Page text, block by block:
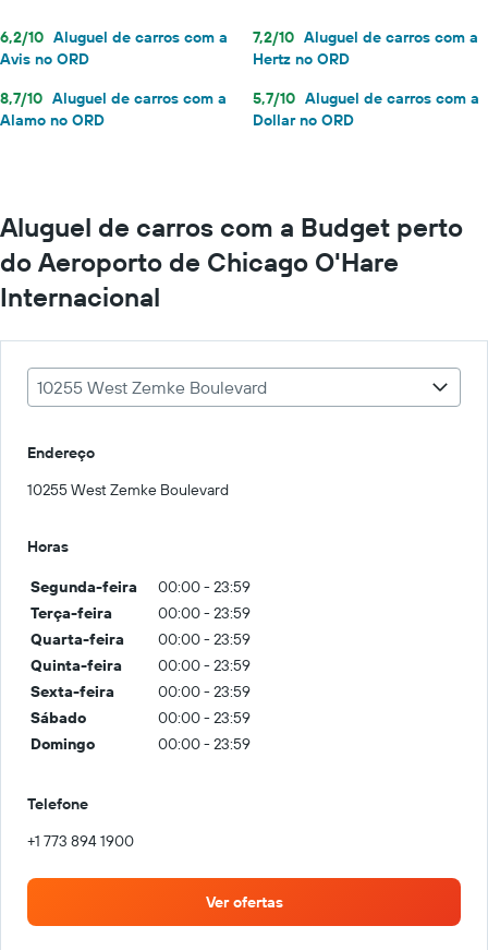
6,2/10 Aluguel de carros com a
Avis no ORD
7,2/10 Aluguel de carros com a
Hertz no ORD
8,7/10 Aluguel de carros com a
Alamo no ORD
5,7/10 Aluguel de carros com a
Dollar no ORD
Aluguel de carros com a Budget perto
do Aeroporto de Chicago O'Hare
Internacional
10255 West Zemke Boulevard
Endereço
10255 West Zemke Boulevard
Horas
Segunda-feira
00:00 - 23:59
Terça-feira
00:00 - 23:59
Quarta-feira
00:00 - 23:59
Quinta-feira
00:00 - 23:59
Sexta-feira
00:00 - 23:59
Sábado
00:00 - 23:59
Domingo
00:00 - 23:59
Telefone
+1 773 894 1900
Ver ofertas